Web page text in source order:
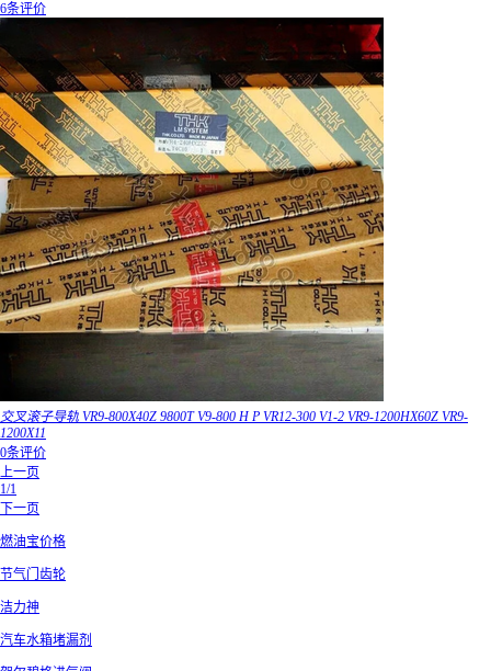
6条评价
交叉滚子导轨 VR9-800X40Z 9800T V9-800 H P VR12-300 V1-2 VR9-1200HX60Z VR9-
1200X11
0条评价
上一页
1/1
下一页
燃油宝价格
节气门齿轮
洁力神
汽车水箱堵漏剂